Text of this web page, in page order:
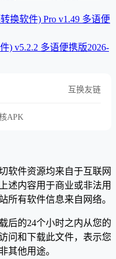
换软件) Pro v1.49 多语便
) v5.2.2 多语便携版2026-
互换友链
APK
软件资源均来自于互联网
述内容用于商业或非法用
所有软件信息来自网络。
后的24个小时之内从您的
问和下载此文件，表示您
其他用途。